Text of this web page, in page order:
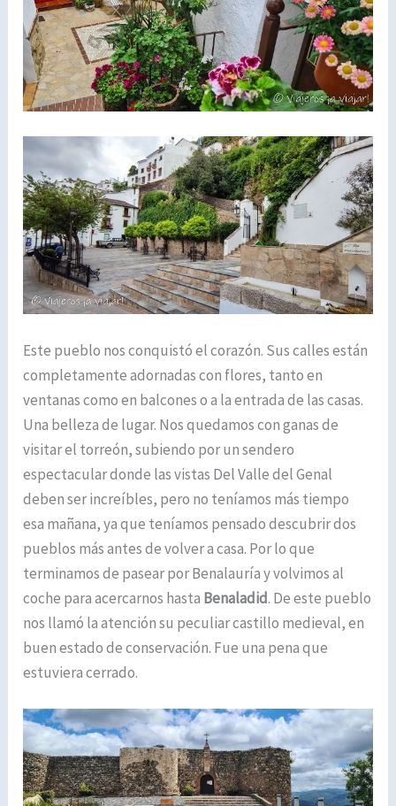
Este pueblo nos conquistó el corazón. Sus calles están
completamente adornadas con flores, tanto en
ventanas como en balcones o a la entrada de las casas.
Una belleza de lugar. Nos quedamos con ganas de
visitar el torreón, subiendo por un sendero
espectacular donde las vistas Del Valle del Genal
deben ser increíbles, pero no teníamos más tiempo
esa mañana, ya que teníamos pensado descubrir dos
pueblos más antes de volver a casa. Por lo que
terminamos de pasear por Benalauría y volvimos al
coche para acercarnos hasta Benaladid. De este pueblo
nos llamó la atención su peculiar castillo medieval, en
buen estado de conservación. Fue una pena que
estuviera cerrado.